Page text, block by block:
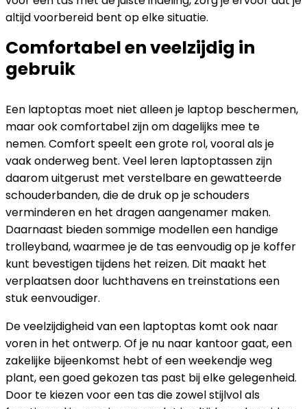
altijd voorbereid bent op elke situatie.
Comfortabel en veelzijdig in
gebruik
Een laptoptas moet niet alleen je laptop beschermen,
maar ook comfortabel zijn om dagelijks mee te
nemen. Comfort speelt een grote rol, vooral als je
vaak onderweg bent. Veel leren laptoptassen zijn
daarom uitgerust met verstelbare en gewatteerde
schouderbanden, die de druk op je schouders
verminderen en het dragen aangenamer maken.
Daarnaast bieden sommige modellen een handige
trolleyband, waarmee je de tas eenvoudig op je koffer
kunt bevestigen tijdens het reizen. Dit maakt het
verplaatsen door luchthavens en treinstations een
stuk eenvoudiger.
De veelzijdigheid van een laptoptas komt ook naar
voren in het ontwerp. Of je nu naar kantoor gaat, een
zakelijke bijeenkomst hebt of een weekendje weg
plant, een goed gekozen tas past bij elke gelegenheid.
Door te kiezen voor een tas die zowel stijlvol als